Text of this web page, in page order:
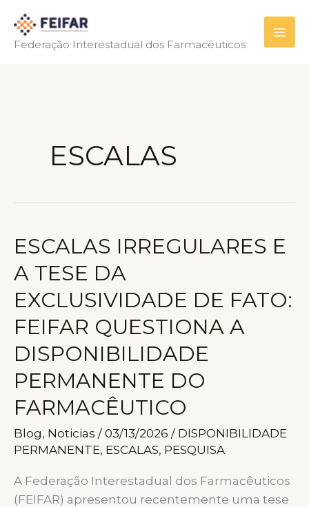
para
Federação Interestadual dos Farmacêuticos
ESCALAS
ESCALAS IRREGULARES E
A TESE DA
EXCLUSIVIDADE DE FATO:
FEIFAR QUESTIONA A
DISPONIBILIDADE
PERMANENTE DO
FARMACÊUTICO
Blog, Noticias /03/13/2026 / DISPONIBILIDADE
PERMANENTE, ESCALAS, PESQUISA
A Federação Interestadual dos Farmacêuticos
(FEIFAR) apresentou recentemente uma tese